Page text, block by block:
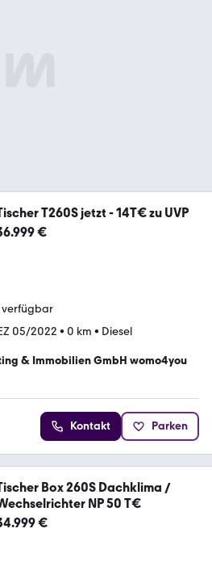
T260S jetzt - 14T€ zu UVP
€
verfügbar
05/2022 • 0 km • Diesel
& Immobilien GmbH womo4you
Kontakt Parken
Box 260S Dachklima /
NP 50 T€
€